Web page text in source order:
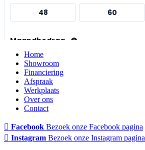
Home
Showroom
Financiering
Afspraak
Werkplaats
Over ons
Contact
Facebook Bezoek onze Facebook pagina
Instagram Bezoek onze Instagram pagina